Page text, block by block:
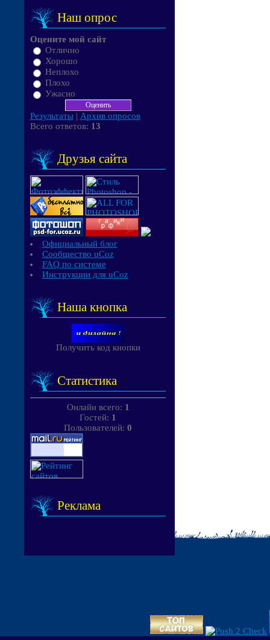
Наш опрос
Оцените мой сайт
Отлично
Хорошо
Неплохо
Плохо
Ужасно
Результаты | Архив опросов
Всего ответов: 13
Друзья сайта
Официальный блог
Сообщество uCoz
FAQ по системе
Инструкции для uCoz
Наша кнопка
Получить код кнопки
Статистика
Онлайн всего: 1
Гостей: 1
Пользователей: 0
Реклама